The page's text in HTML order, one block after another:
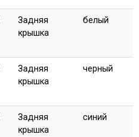
Задняя
крышка
белый
Задняя
крышка
черный
Задняя
крышка
синий